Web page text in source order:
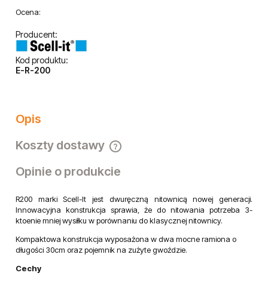
Ocena:
Producent:
Kod produktu:
E-R-200
Opis
Koszty dostawy
Cena nie zawiera ewentualnych kosztów płatności
Opinie o produkcie
R200 marki Scell-It jest dwuręczną nitownicą nowej generacji.
Innowacyjna konstrukcja sprawia, że do nitowania potrzeba 3-
ktoenie mniej wysiłku w porównaniu do klasycznej nitownicy.
Kompaktowa konstrukcja wyposażona w dwa mocne ramiona o
długości 30cm oraz pojemnik na zużyte gwoździe.
Cechy